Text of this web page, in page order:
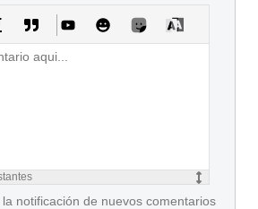
notificación de nuevos comentarios